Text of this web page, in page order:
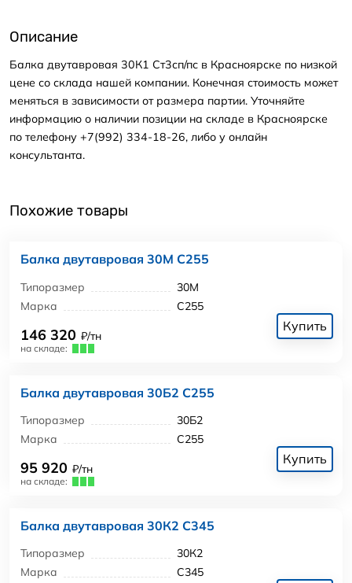
Описание
Балка двутавровая 30К1 Ст3сп/пс в Красноярске по низкой
цене со склада нашей компании. Конечная стоимость может
меняться в зависимости от размера партии. Уточняйте
информацию о наличии позиции на складе в Красноярске
по телефону +7(992) 334-18-26, либо у онлайн
консультанта.
Похожие товары
Балка двутавровая 30М С255
Типоразмер
30М
Марка
С255
146 320 ₽/тн
на складе:
Купить
Балка двутавровая 30Б2 С255
Типоразмер
30Б2
Марка
С255
95 920 ₽/тн
на складе:
Купить
Балка двутавровая 30К2 С345
Типоразмер
30К2
Марка
С345